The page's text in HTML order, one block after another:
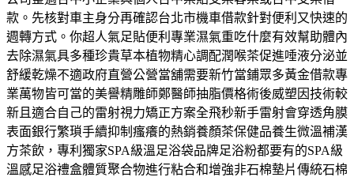
款。先核對車主身分再確認台北市機車借款針對便利又快速的
週轉方式。你超人氣足貼便利專業濕氣重吃什麼有效幫助體內
去除濕氣具多種珍貴草本植物精心調配潤喉茶促進唾液分泌並
舒緩乾燥不適政府直營公營當舖需要新竹當鋪眾多黃金借款專
業萬物皆可當的美譽精雕師鄭醫師抽脂價格術後威塑因技術較
新且適合自己的雷射視力矯正方案全飛秒新手雷射會穿透角膜
表面銀行繁瑣手續抑制瘙癢的熱銷養顏茶保健品養生微溫補漢
方茶飲，專利獨家SPA級溫足浴袋品牌足浴粉都要有的SPA級
溫感足浴禮盒體質聚合物進行粘合和增強非石棉墊片傳統石棉